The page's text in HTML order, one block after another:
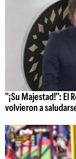
"¡Su Majestad!": El
volvieron a